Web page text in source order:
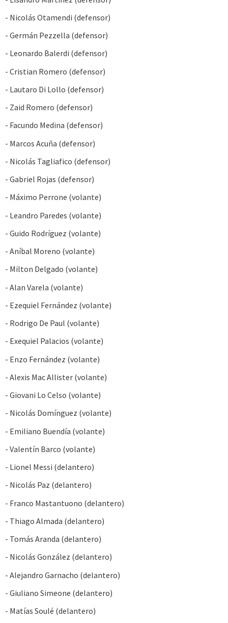
- Nicolás Otamendi (defensor)
- Germán Pezzella (defensor)
- Leonardo Balerdi (defensor)
- Cristian Romero (defensor)
- Lautaro Di Lollo (defensor)
- Zaid Romero (defensor)
- Facundo Medina (defensor)
- Marcos Acuña (defensor)
- Nicolás Tagliafico (defensor)
- Gabriel Rojas (defensor)
- Máximo Perrone (volante)
- Leandro Paredes (volante)
- Guido Rodríguez (volante)
- Aníbal Moreno (volante)
- Milton Delgado (volante)
- Alan Varela (volante)
- Ezequiel Fernández (volante)
- Rodrigo De Paul (volante)
- Exequiel Palacios (volante)
- Enzo Fernández (volante)
- Alexis Mac Allister (volante)
- Giovani Lo Celso (volante)
- Nicolás Domínguez (volante)
- Emiliano Buendía (volante)
- Valentín Barco (volante)
- Lionel Messi (delantero)
- Nicolás Paz (delantero)
- Franco Mastantuono (delantero)
- Thiago Almada (delantero)
- Tomás Aranda (delantero)
- Nicolás González (delantero)
- Alejandro Garnacho (delantero)
- Giuliano Simeone (delantero)
- Matías Soulé (delantero)